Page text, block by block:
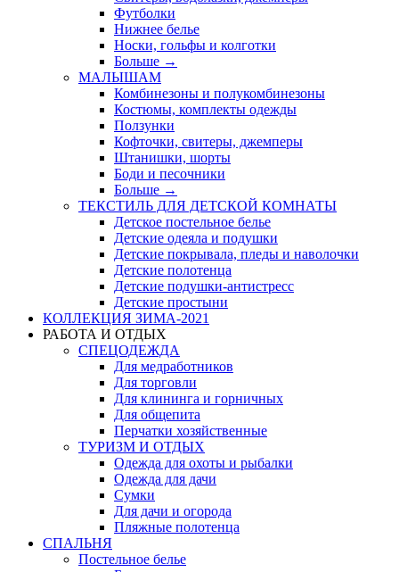
Футболки
Нижнее белье
Носки, гольфы и колготки
Больше →
МАЛЫШАМ
Комбинезоны и полукомбинезоны
Костюмы, комплекты одежды
Ползунки
Кофточки, свитеры, джемперы
Штанишки, шорты
Боди и песочники
Больше →
ТЕКСТИЛЬ ДЛЯ ДЕТСКОЙ КОМНАТЫ
Детское постельное белье
Детские одеяла и подушки
Детские покрывала, пледы и наволочки
Детские полотенца
Детские подушки-антистресс
Детские простыни
КОЛЛЕКЦИЯ ЗИМА-2021
РАБОТА И ОТДЫХ
СПЕЦОДЕЖДА
Для медработников
Для торговли
Для клининга и горничных
Для общепита
Перчатки хозяйственные
ТУРИЗМ И ОТДЫХ
Одежда для охоты и рыбалки
Одежда для дачи
Сумки
Для дачи и огорода
Пляжные полотенца
СПАЛЬНЯ
Постельное белье